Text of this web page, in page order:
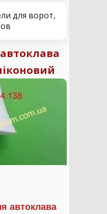
для ворот,
автоклава